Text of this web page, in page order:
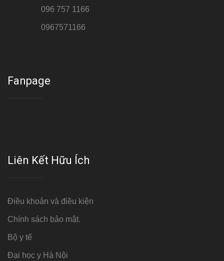
096 757 1166
0967571166
Fanpage
Liên Kết Hữu Ích
Điều khoản và điều kiện
Chính sách bảo mật.
Bộ y tế
Đại học y Hà Nội